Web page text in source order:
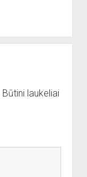
Būtini laukeliai